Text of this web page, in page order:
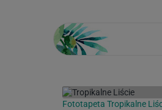
Fototapeta Tropikalne